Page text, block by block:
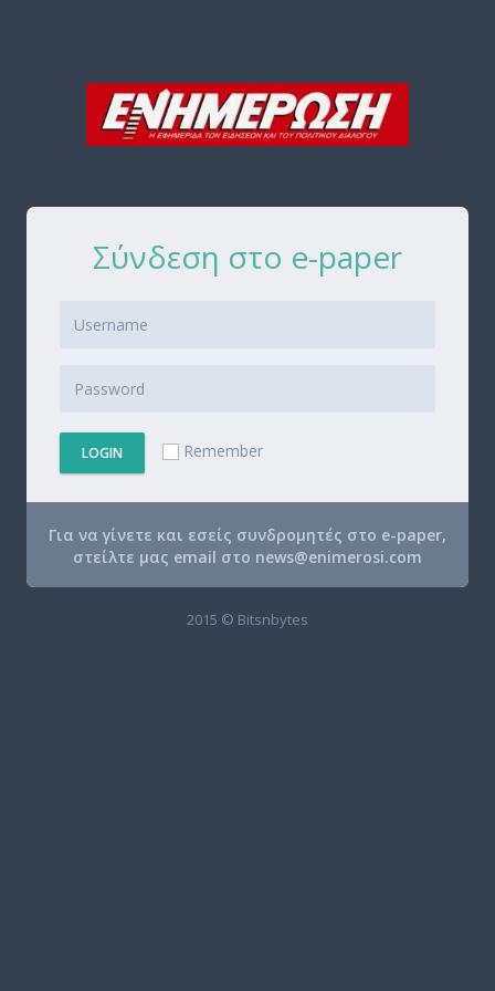
Σύνδεση στο e-paper
LOGIN Remember
Για να γίνετε και εσείς συνδρομητές στο e-paper,
στείλτε μας email στο news@enimerosi.com
2015 © Bitsnbytes